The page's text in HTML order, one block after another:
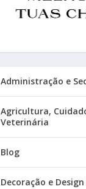
Administração e
Agricultura,
Veterinária
Blog
Decoração e